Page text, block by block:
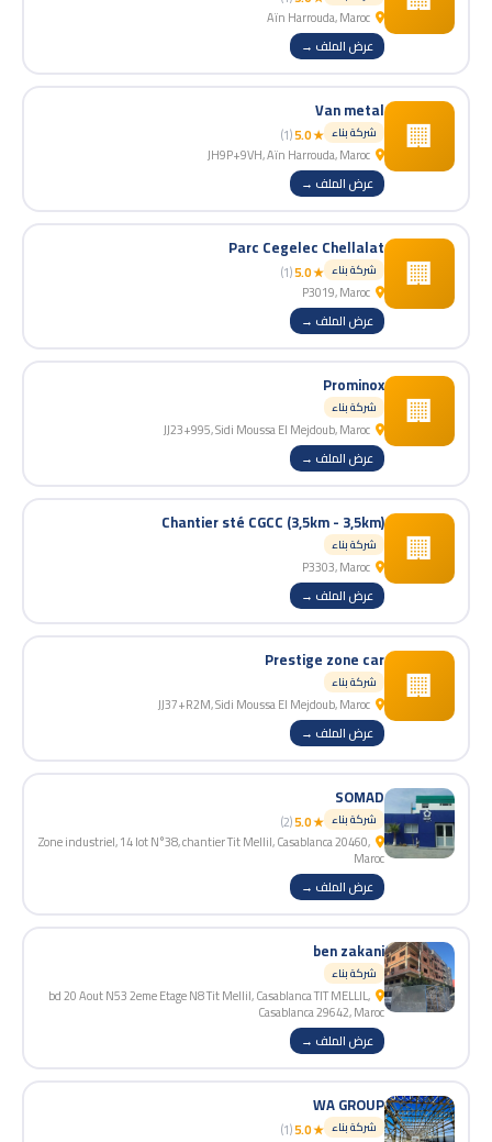
عرض الملف →
🏢
Van metal
شركة بناء ★ 5.0
(1)
عرض الملف →
🏢
Parc Cegelec Chellalat
شركة بناء ★ 5.0
(1)
عرض الملف →
🏢
Prominox
شركة بناء
عرض الملف →
🏢
Chantier sté CGCC (3,5km - 3,5km)
شركة بناء
عرض الملف →
🏢
Prestige zone car
شركة بناء
عرض الملف →
SOMAD
شركة بناء ★ 5.0
(2)
Zone industriel, 14 lot N°38, chantier Tit Mellil, Casablanca 20460,
Maroc
عرض الملف →
ben zakani
شركة بناء
bd 20 Aout N53 2eme Etage N8 Tit Mellil, Casablanca TIT MELLIL,
Casablanca 29642, Maroc
عرض الملف →
WA GROUP
شركة بناء ★ 5.0
(1)